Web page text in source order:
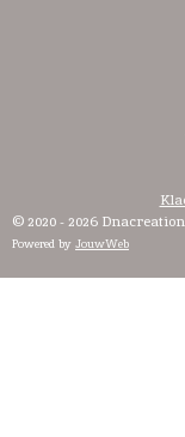
© 2020 - 2026
Powered by JouwWeb